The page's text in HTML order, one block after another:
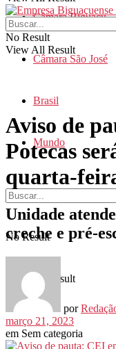
Câmara Biguaçu
Câmara São José
Brasil
Mundo
No Result
View All Result
No Result
View All Result
Aviso de
Potecas
quarta-
Unidade
creche e pré-
por
março 21, 2023
em Sem categoria